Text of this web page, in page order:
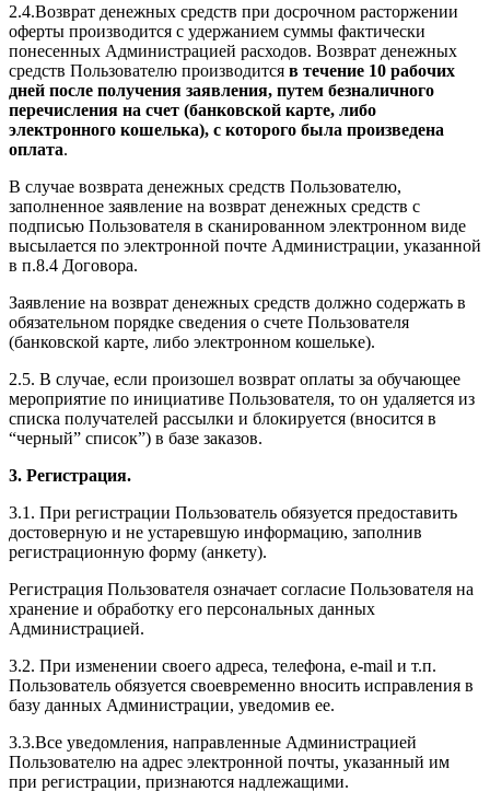
2.4.Возврат денежных средств при досрочном расторжении
оферты производится с удержанием суммы фактически
понесенных Администрацией расходов. Возврат денежных
средств Пользователю производится в течение 10 рабочих
дней после получения заявления, путем безналичного
перечисления на счет (банковской карте, либо
электронного кошелька), с которого была произведена
оплата.
В случае возврата денежных средств Пользователю,
заполненное заявление на возврат денежных средств с
подписью Пользователя в сканированном электронном виде
высылается по электронной почте Администрации, указанной
в п.8.4 Договора.
Заявление на возврат денежных средств должно содержать в
обязательном порядке сведения о счете Пользователя
(банковской карте, либо электронном кошельке).
2.5. В случае, если произошел возврат оплаты за обучающее
мероприятие по инициативе Пользователя, то он удаляется из
списка получателей рассылки и блокируется (вносится в
“черный” список”) в базе заказов.
3. Регистрация.
3.1. При регистрации Пользователь обязуется предоставить
достоверную и не устаревшую информацию, заполнив
регистрационную форму (анкету).
Регистрация Пользователя означает согласие Пользователя на
хранение и обработку его персональных данных
Администрацией.
3.2. При изменении своего адреса, телефона, e-mail и т.п.
Пользователь обязуется своевременно вносить исправления в
базу данных Администрации, уведомив ее.
3.3.Все уведомления, направленные Администрацией
Пользователю на адрес электронной почты, указанный им
при регистрации, признаются надлежащими.